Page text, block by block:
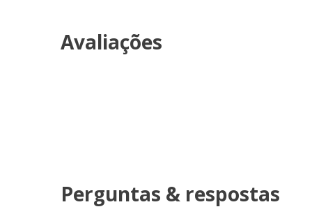
Avaliações
Perguntas & respostas